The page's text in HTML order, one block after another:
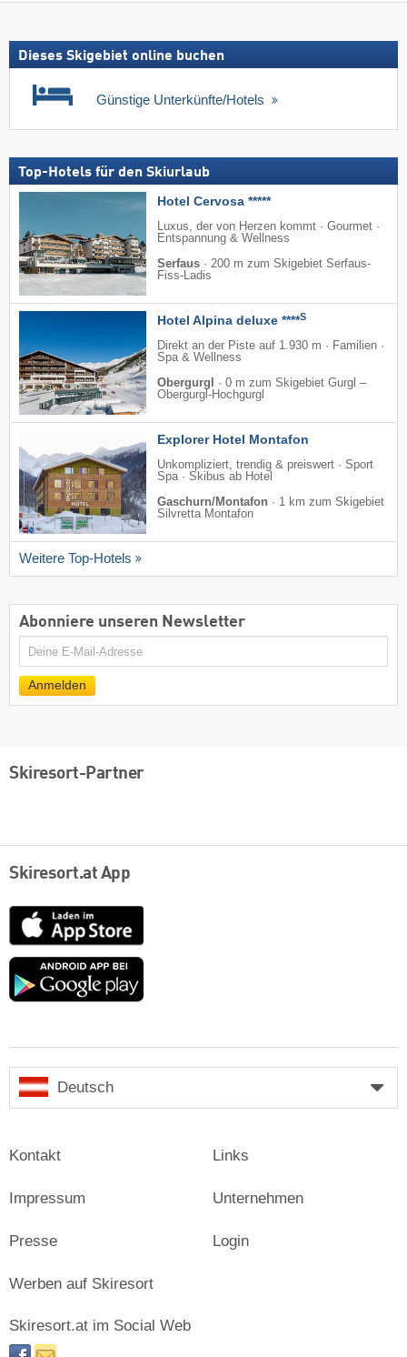
Dieses Skigebiet online buchen
Günstige Unterkünfte/Hotels
Top-Hotels für den Skiurlaub
Hotel Cervosa *****
Luxus, der von Herzen kommt · Gourmet ·
Entspannung & Wellness
Serfaus · 200 m zum Skigebiet Serfaus-
Fiss-Ladis
Hotel Alpina deluxe ****S
Direkt an der Piste auf 1.930 m · Familien ·
Spa & Wellness
Obergurgl
· 0 m zum Skigebiet Gurgl –
Obergurgl-Hochgurgl
Explorer Hotel Montafon
Unkompliziert, trendig & preiswert · Sport
Spa · Skibus ab Hotel
Gaschurn/Montafon · 1 km zum Skigebiet
Silvretta Montafon
Weitere Top-Hotels
Abonniere unseren Newsletter
E-
Anmelden
Skiresort-Partner
Skiresort.at App
App
Store
Google
Deutsch
Kontakt
Impressum
Presse
Links
Unternehmen
Login
Werben auf Skiresort
Skiresort.at im Social Web